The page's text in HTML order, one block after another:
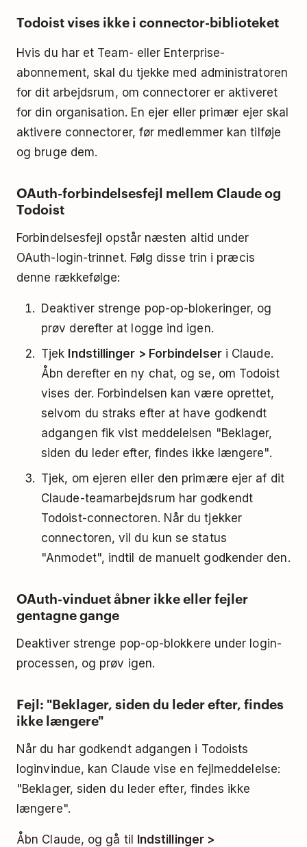
Todoist vises ikke i connector-biblioteket
Hvis du har et Team- eller Enterprise-
abonnement, skal du tjekke med administratoren
for dit arbejdsrum, om connectorer er aktiveret
for din organisation. En ejer eller primær ejer skal
aktivere connectorer, før medlemmer kan tilføje
og bruge dem.
OAuth-forbindelsesfejl mellem Claude og
Todoist
Forbindelsesfejl opstår næsten altid under
OAuth-login-trinnet. Følg disse trin i præcis
denne rækkefølge:
Deaktiver strenge pop-op-blokeringer, og
prøv derefter at logge ind igen.
Tjek Indstillinger > Forbindelseri Claude.
Åbn derefter en ny chat, og se, om Todoist
vises der. Forbindelsen kan være oprettet,
selvom du straks efter at have godkendt
adgangen fik vist meddelelsen "Beklager,
siden du leder efter, findes ikke længere".
Tjek, om ejeren eller den primære ejer af dit
Claude-teamarbejdsrum har godkendt
Todoist-connectoren. Når du tjekker
connectoren, vil du kun se status
"Anmodet", indtil de manuelt godkender den.
OAuth-vinduet åbner ikke eller fejler
gentagne gange
Deaktiver strenge pop-op-blokkere under login-
processen, og prøv igen.
Fejl: "Beklager, siden du leder efter, findes
ikke længere"
Når du har godkendt adgangen i Todoists
loginvindue, kan Claude vise en fejlmeddelelse:
"Beklager, siden du leder efter, findes ikke
længere".
Åbn Claude, og gå til
Indstillinger >